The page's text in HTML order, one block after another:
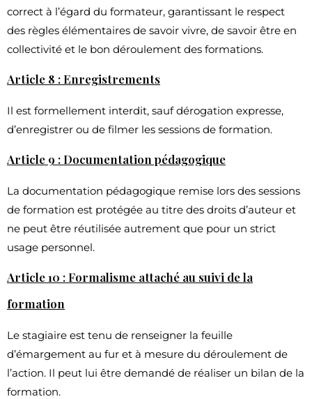
correct à l’égard du formateur, garantissant le respect
des règles élémentaires de savoir vivre, de savoir être en
collectivité et le bon déroulement des formations.
Article 8 : Enregistrements
Il est formellement interdit, sauf dérogation expresse,
d’enregistrer ou de filmer les sessions de formation.
Article 9 : Documentation pédagogique
La documentation pédagogique remise lors des sessions
de formation est protégée au titre des droits d’auteur et
ne peut être réutilisée autrement que pour un strict
usage personnel.
Article 10 : Formalisme attaché au suivi de la
formation
Le stagiaire est tenu de renseigner la feuille
d’émargement au fur et à mesure du déroulement de
l’action. Il peut lui être demandé de réaliser un bilan de la
formation.